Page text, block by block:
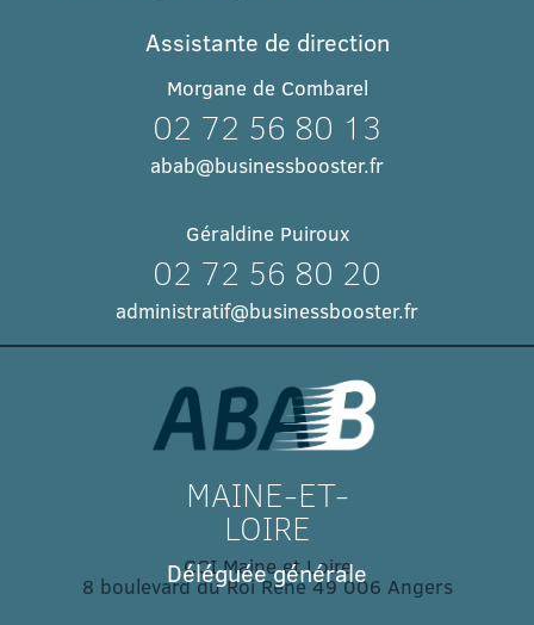
Assistante de direction
Morgane de Combarel
02 72 56 80 13
abab@businessbooster.fr
Géraldine Puiroux
02 72 56 80 20
administratif@businessbooster.fr
MAINE-ET-
LOIRE
CCI Maine et Loire
8 boulevard du Roi René 49 006 Angers​
Déléguée générale